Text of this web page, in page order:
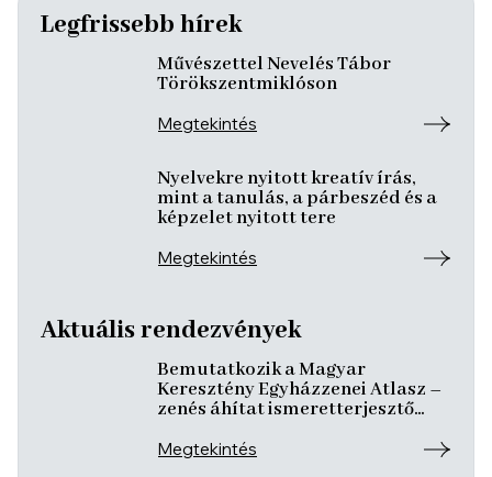
Legfrissebb hírek
Művészettel Nevelés Tábor
Törökszentmiklóson
Megtekintés
Nyelvekre nyitott kreatív írás,
mint a tanulás, a párbeszéd és a
képzelet nyitott tere
Megtekintés
Aktuális rendezvények
Bemutatkozik a Magyar
Keresztény Egyházzenei Atlasz –
zenés áhítat ismeretterjesztő
Megtekintés